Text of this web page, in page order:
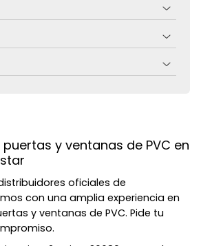
y ventanas de PVC en
oficiales de
con una amplia experiencia en
y ventanas de PVC. Pide tu